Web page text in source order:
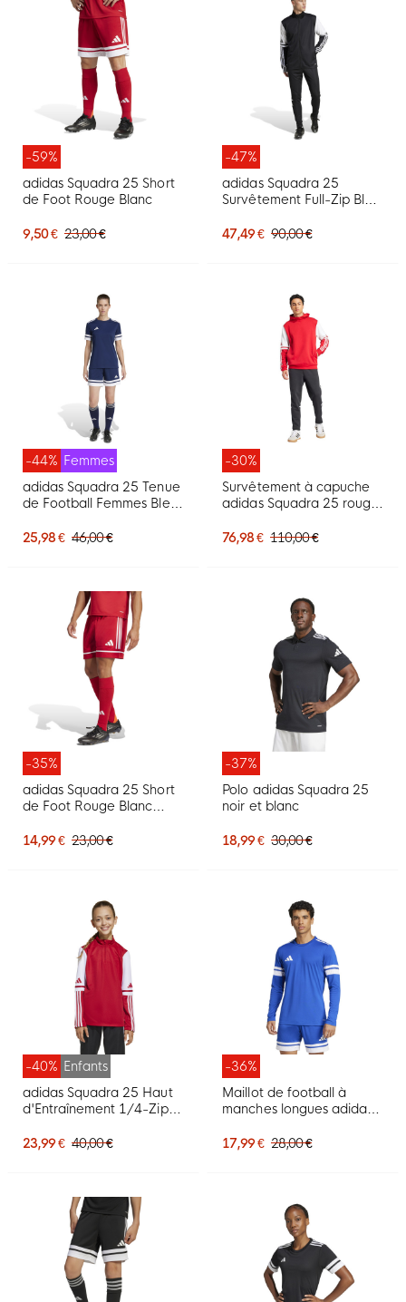
-59%
adidas Squadra 25 Short
de Foot Rouge Blanc
9,50 € 23,00 €
-47%
adidas Squadra 25
Survêtement Full-Zip Bleu
47,49 € 90,00 €
-44% Femmes
adidas Squadra 25 Tenue
de Football Femmes Bleu
25,98 € 46,00 €
-30%
Survêtement à capuche
adidas Squadra 25 rouge
76,98 € 110,00 €
-35%
adidas Squadra 25 Short
de Foot Rouge Blanc
14,99 € 23,00 €
-37%
Polo adidas Squadra 25
noir et blanc
18,99 € 30,00 €
-40% Enfants
adidas Squadra 25 Haut
d'Entraînement 1/4-Zip
23,99 € 40,00 €
-36%
Maillot de football à
manches longues adidas
17,99 € 28,00 €